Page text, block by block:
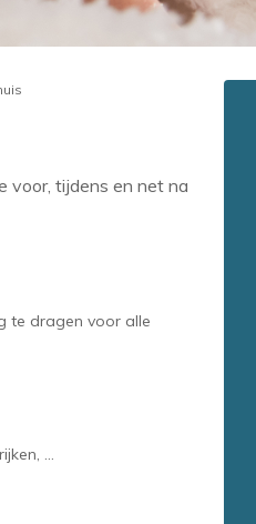
voor, tijdens en net na
te dragen voor alle
…